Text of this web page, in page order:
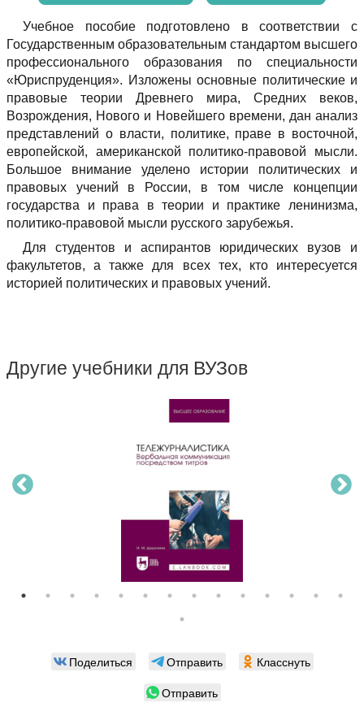
Учебное пособие подготовлено в соответствии с
Государственным образовательным стандартом высшего
профессионального образования по специальности
«Юриспруденция». Изложены основные политические и
правовые теории Древнего мира, Средних веков,
Возрождения, Нового и Новейшего времени, дан анализ
представлений о власти, политике, праве в восточной,
европейской, американской политико-правовой мысли.
Большое внимание уделено истории политических и
правовых учений в России, в том числе концепции
государства и права в теории и практике ленинизма,
политико-правовой мысли русского зарубежья.
Для студентов и аспирантов юридических вузов и
факультетов, а также для всех тех, кто интересуется
историей политических и правовых учений.
Другие учебники для ВУЗов
Поделиться Отправить
Класснуть
Отправить